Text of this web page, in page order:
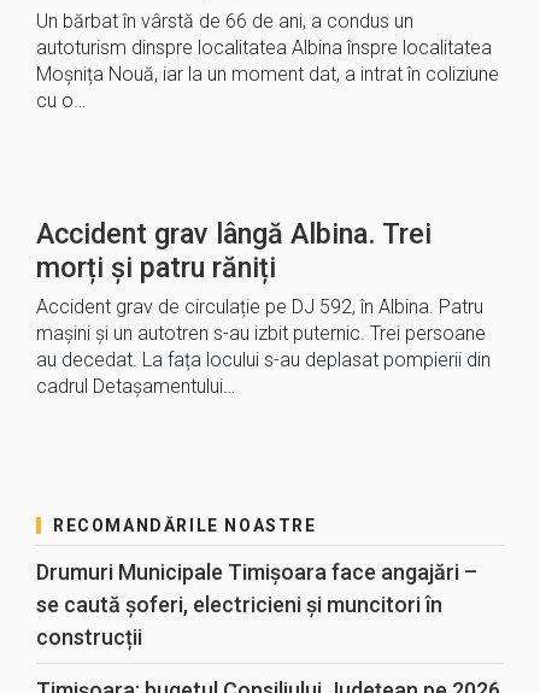
Un bărbat în vârstă de 66 de ani, a condus un
autoturism dinspre localitatea Albina înspre localitatea
Moșnița Nouă, iar la un moment dat, a intrat în coliziune
cu o…
Accident grav lângă Albina. Trei
morți și patru răniți
Accident grav de circulație pe DJ 592, în Albina. Patru
mașini și un autotren s-au izbit puternic. Trei persoane
au decedat. La fața locului s-au deplasat pompierii din
cadrul Detașamentului…
RECOMANDĂRILE NOASTRE
Drumuri Municipale Timișoara face angajări –
se caută șoferi, electricieni și muncitori în
construcții